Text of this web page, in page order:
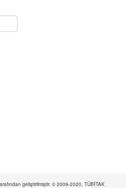
geliştirilmiştir. © 2009-2020, TÜBİTAK